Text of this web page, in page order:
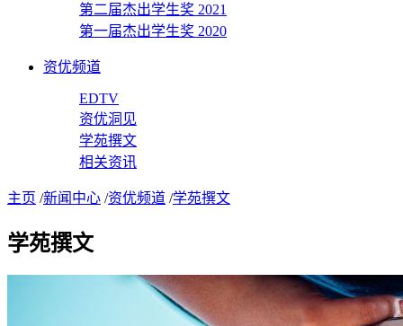
第二届杰出学生奖 2021
第一届杰出学生奖 2020
资优频道
EDTV
资优洞见
学苑撰文
相关资讯
主页 /新闻中心 /资优频道 /学苑撰文
学苑撰文